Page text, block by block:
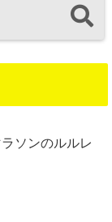
ソンのルルレ